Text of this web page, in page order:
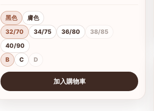
黑色
膚色
32/70
34/75 36/80
38/85
40/90
B
C D
加入購物車